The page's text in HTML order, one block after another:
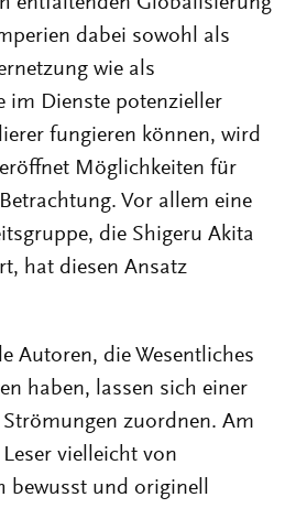
dabei sowohl als
wie als
im Dienste potenzieller
fungieren können, wird
Möglichkeiten für
Vor allem eine
die Shigeru Akita
hat diesen Ansatz
Autoren, die Wesentliches
haben, lassen sich einer
zuordnen. Am
vielleicht von
bewusst und originell